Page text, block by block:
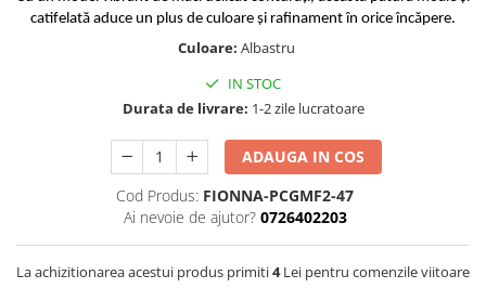
Cearceaf cu elastic 4 piese
Cearceaf normal 6 piese
Cearceaf cu elastic
Cearceaf normal
Lenjerii Pufoase Fluffy/ Rabbit
Bumbac Neted Nesatinat
Bumbac 100% Poplin Hobby
Bumbac 100%
Huse De Pat Tricotate 160x200cm
Huse De Pat Tricotate 180x200cm
Huse Impermeabile 160x200cm
Huse Impermeabile 180x200cm
catifelată aduce un plus de culoare și rafinament în orice încăpere.
Culoare: Albastru
IN STOC
Durata de livrare: 1-2 zile lucratoare
ADAUGA IN COS
Cod Produs: FIONNA-PCGMF2-47
Ai nevoie de ajutor? 0726402203
La achizitionarea acestui produs primiti4Lei pentru comenzile viitoare